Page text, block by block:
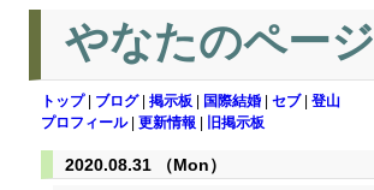
やなたのページ
トップ| ブログ| 掲示板 国際結婚 セブ| 登山
プロフィール| 更新情報 旧掲示板
2020.08.31 （Mon）